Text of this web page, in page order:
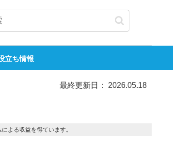
立ち情報
最終更新日： 2026.05.18
よる収益を得ています。